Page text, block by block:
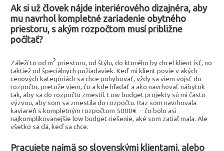
Ak si už človek nájde interiérového dizajnéra, aby
mu navrhol kompletné zariadenie obytného
priestoru, s akým rozpočtom musí približne
počítať?
Záleží to od m2 priestoru, od štýlu, do ktorého by chcel klient ísť, no
taktiež od špeciálnych požiadaviek. Keď mi klient povie v akých
cenových kategóriách sa chce pohybovať, vždy sa viem vojsť do
rozpočtu, pretože viem, čo a kde hľadať a ako navrhovať nábytok
tak, aby sa do rozpočtu zmestil. Low budget projekty sú mi často
výzvou, aby som sa zmestila do rozpočtu. Raz som navrhovala
kaviareň s kompletným rozpočtom 5000€ – čo bolo asi
najkomplikovanejšie low budget riešenie, aké som zatiaľ mala. Ale
všetko sa dá, keď sa chce.
Pracujete najmä so slovenskými klientami, alebo